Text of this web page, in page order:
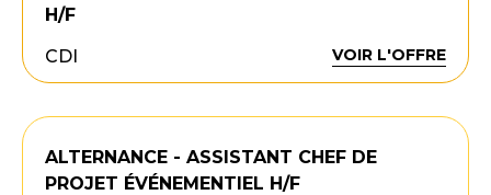
H/F
CDI
VOIR L'OFFRE
ALTERNANCE - ASSISTANT CHEF DE
PROJET ÉVÉNEMENTIEL H/F